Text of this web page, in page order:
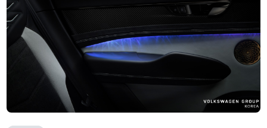
을 직접 만나보고, 브랜드만의 장인정신과 럭셔
리 감성을 경험할 수 있도록 마련됐다. 팝업 현
장에서는 럭셔리 그랜드 투어링 세단